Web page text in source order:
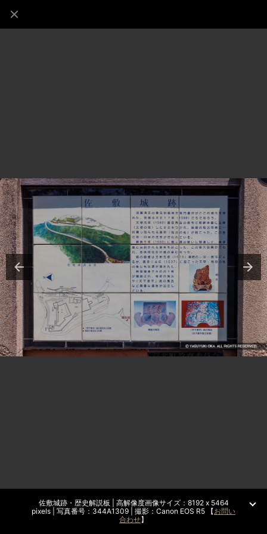
佐敷城跡・歴史解説板 | 高解像度画像サイズ：8192 x 5464
pixels | 写真番号：344A1309 | 撮影：Canon EOS R5 【お問い
合わせ】